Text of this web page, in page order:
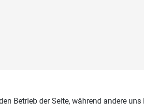
Betrieb der Seite, während andere